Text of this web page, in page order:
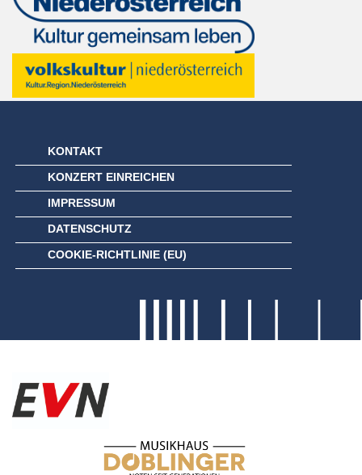
KONTAKT
KONZERT EINREICHEN
IMPRESSUM
DATENSCHUTZ
COOKIE-RICHTLINIE (EU)